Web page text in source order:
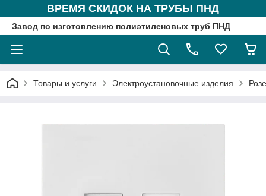
ВРЕМЯ СКИДОК НА ТРУБЫ ПНД
Завод по изготовлению полиэтиленовых труб ПНД
Товары и услуги Электроустановочные изделия